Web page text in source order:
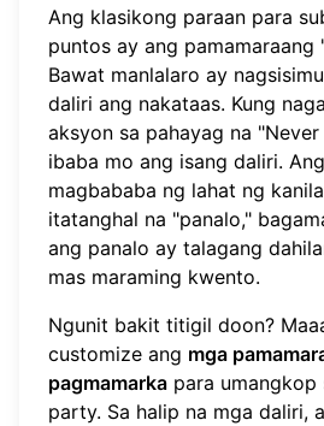
Ang klasikong paraan para
puntos ay ang pamamaraang
Bawat manlalaro ay
daliri ang nakataas. Kung
aksyon sa pahayag na "Never
ibaba mo ang isang daliri.
magbababa ng lahat ng
itatanghal na "panalo,"
ang panalo ay talagang
mas maraming kwento.
Ngunit bakit titigil doon?
customize ang mga
pagmamarka para
party. Sa halip na mga daliri,